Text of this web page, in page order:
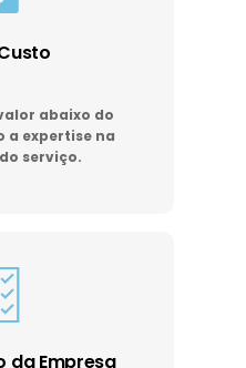
abaixo do
a expertise na
serviço.
da Empresa